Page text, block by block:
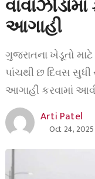
આગાહી
ગુજરાતના ખેડૂતો
પાંચથી છ દિવસ સુધી
આગાહી કરવામાં
Arti Patel
Oct 24,